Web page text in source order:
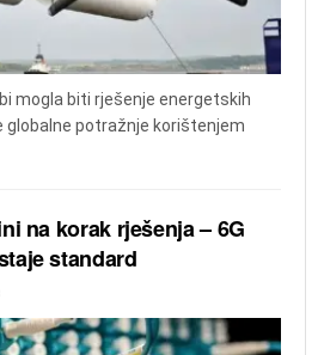
mogla biti rješenje energetskih
potražnje korištenjem
na korak rješenja – 6G
standard